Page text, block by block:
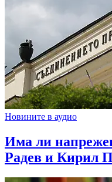
Новините в аудио
Има ли
Радев и Кирил